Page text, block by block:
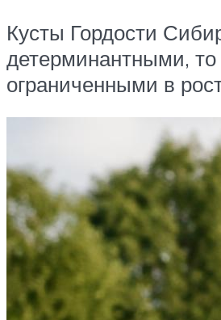
Кусты Гордости
детерминантными, то
ограниченными в